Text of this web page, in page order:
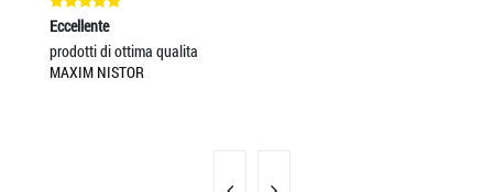
Eccellente
prodotti di ottima qualita
MAXIM NISTOR